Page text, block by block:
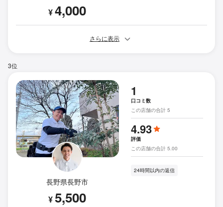
¥4,000
さらに表示
3位
長野県長野市
¥5,500
1
口コミ数
この店舗の合計 5
4.93
評価
この店舗の合計 5.00
24時間以内の返信